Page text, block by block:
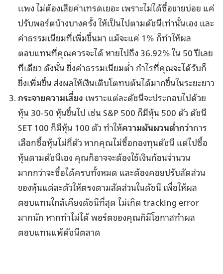
เเพง ไม่ต้องเสียค่าเทรดเยอะ เพราะไม่ได้ซื้อขายบ่อย แค่
ปรับพอร์ตบ้างบางครั้ง ให้เป็นไปตามดัชนีเท่านั้นเอง และ
ค่าธรรมเนียมที่เพิ่มขึ้นมา แม้จะแค่ 1% ก็ทำให้ผล
ตอบแทนที่คุณควรจะได้ หายไปถึง 36.92% ใน 50 ปีเลย
ทีเดียว ดังนั้น ยิ่งค่าธรรมเนียมต่ำ กำไรที่คุณจะได้รับก็
ยิ่งเพิ่มขึ้น ส่งผลให้เงินเติบโตทบต้นได้มากขึ้นในระยะยาว
กระจายความเสี่ยง เพราะแต่ละดัชนีจะประกอบไปด้วย
หุ้น 30-50 หุ้นขึ้นไป เช่น S&P 500 ก็มีหุ้น 500 ตัว ดัชนี
SET 100 ก็มีหุ้น 100 ตัว ทำให้ความผันผวนต่ำกว่าการ
เลือกซื้อหุ้นไม่กี่ตัว หากคุณไม่ซื้อกองทุนดัชนี แต่ไปซื้อ
หุ้นตามดัชนีเอง คุณก็อาจจะต้องใช้เงินก้อนจำนวน
มากกว่าจะซื้อได้ครบทั้งหมด และต้องคอยปรับสัดส่วน
ของหุ้นแต่ละตัวให้ตรงตามสัดส่วนในดัชนี เพื่อให้ผล
ตอบแทนใกล้เคียงดัชนีที่สุด ไม่เกิด tracking error
มากนัก หากทำไม่ได้ พอร์ตของคุณก็มีโอกาสทำผล
ตอบแทนแพ้ดัชนีตลาด